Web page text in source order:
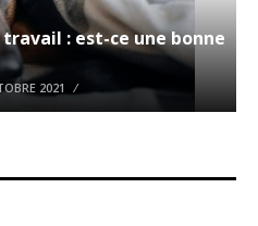
: est-ce une bonne
2021